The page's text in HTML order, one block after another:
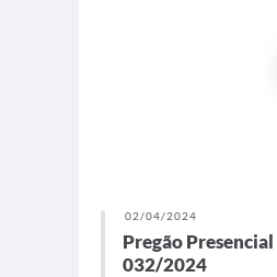
02/04/2024
Pregão
032/2024